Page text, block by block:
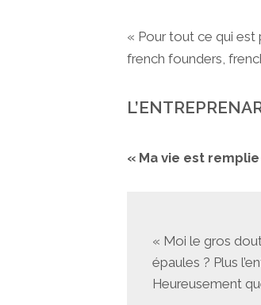
« Pour tout ce qui est
french founders,
« Ma vie est
« Moi le gros
épaules ? Plus
Heureusement